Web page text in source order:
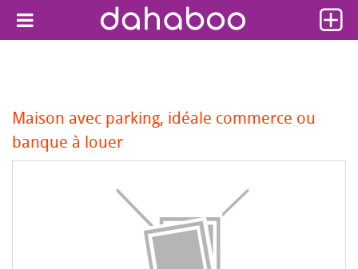
Maison avec parking, idéale commerce ou
banque à louer